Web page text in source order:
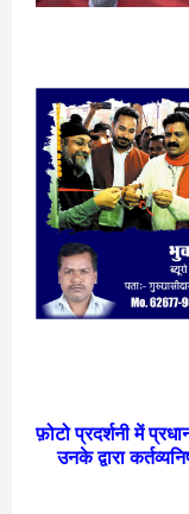
फ़ोटो प्रदर्शनी में
उनके द्वारा